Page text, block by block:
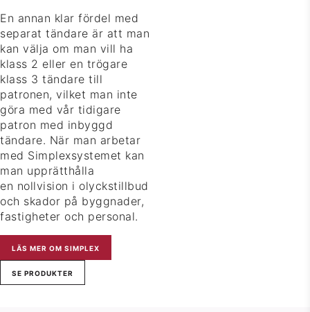
En annan klar fördel med
separat tändare är att man
kan välja om man vill ha
klass 2 eller en trögare
klass 3 tändare till
patronen, vilket man inte
göra med vår tidigare
patron med inbyggd
tändare. När man arbetar
med Simplexsystemet kan
man upprätthålla
en nollvision i olyckstillbud
och skador på byggnader,
fastigheter och personal.
LÄS MER OM SIMPLEX
SE PRODUKTER